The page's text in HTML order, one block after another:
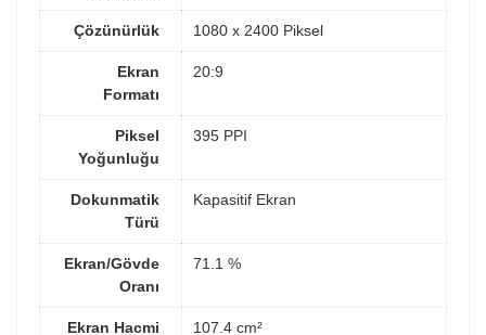
Çözünürlük 1080 x 2400 Piksel
Ekran
Formatı
20:9
Piksel
Yoğunluğu
395 PPI
Dokunmatik
Türü
Kapasitif Ekran
Ekran/Gövde
Oranı
71.1 %
Ekran Hacmi 107.4 cm²